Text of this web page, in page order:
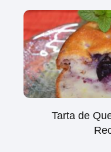
Tarta de